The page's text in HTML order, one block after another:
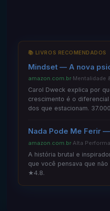
📚 LIVROS RECOMENDADOS
Mindset — A nova
amazon.com.br·Mentalidade
Carol Dweck explica por
crescimento é o
dos que estacionam.
Nada Pode Me Ferir
amazon.com.br·Alta
A história brutal e
que você pensava que não
★4.8.